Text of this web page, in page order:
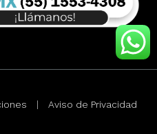
|
Aviso de Privacidad